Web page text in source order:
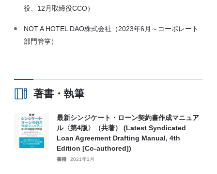
役、12月取締役CCO）
NOT A HOTEL DAO株式会社（2023年6月～コーポレート
部門管掌）
著書・執筆
最新シンジケート・ローン契約書作成マニュア
ル〈第4版〉（共著） (Latest Syndicated
Loan Agreement Drafting Manual, 4th
Edition [Co‑authored])
書籍 2021年1月